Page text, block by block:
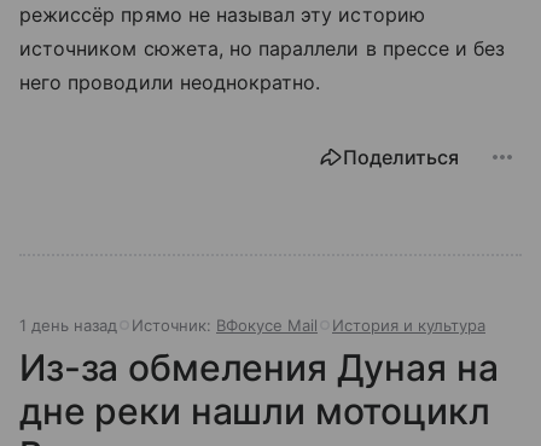
режиссёр прямо не называл эту историю
источником сюжета, но параллели в прессе и без
него проводили неоднократно.
Поделиться
1 день назад Источник: ВФокусе Mail История и культура
Из-за обмеления Дуная на
дне реки нашли мотоцикл